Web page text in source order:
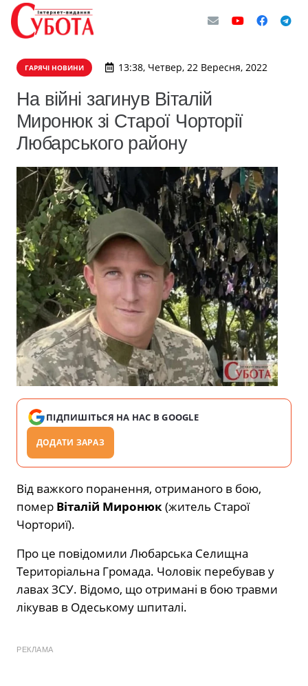
ГАРЯЧІ НОВИНИ 13:38, Четвер, 22 Вересня, 2022
На війні загинув Віталій
Миронюк зі Старої Чорторії
Любарського району
ПІДПИШІТЬСЯ НА НАС В GOOGLE
ДОДАТИ ЗАРАЗ
Від важкого поранення, отриманого в бою,
помер Віталій Миронюк (житель Старої
Чорториї).
Про це повідомили Любарська Селищна
Територіальна Громада. Чоловік перебував у
лавах ЗСУ. Відомо, що отримані в бою травми
лікував в Одеському шпиталі.
РЕКЛАМА